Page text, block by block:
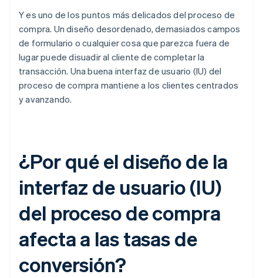
Y es uno de los puntos más delicados del proceso de
compra. Un diseño desordenado, demasiados campos
de formulario o cualquier cosa que parezca fuera de
lugar puede disuadir al cliente de completar la
transacción. Una buena interfaz de usuario (IU) del
proceso de compra mantiene a los clientes centrados
y avanzando.
¿Por qué el diseño de la
interfaz de usuario (IU)
del proceso de compra
afecta a las tasas de
conversión?